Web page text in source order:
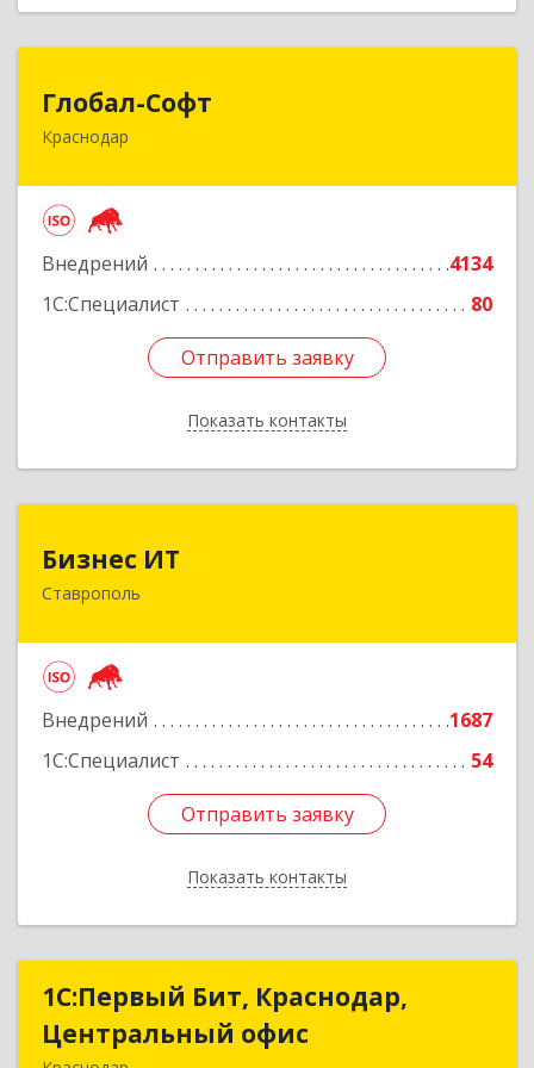
Глобал-Софт
Краснодар
Внедрений
4134
1С:Специалист
80
Отправить заявку
Показать контакты
350018, Краснодарский край, Краснодар г,
Отправить заявку
Назад
Бизнес ИТ
Ставрополь
Внедрений
1687
1С:Специалист
54
Отправить заявку
Показать контакты
355035, Ставропольский край, Ставрополь г, 1
Отправить заявку
Назад
1С:Первый Бит, Краснодар,
Центральный офис
1С:Первый Бит, Краснодар,
Центральный офис